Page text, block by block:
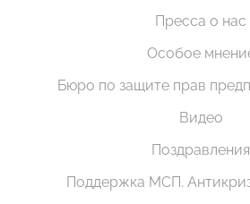
Пресса о нас
Особое
Бюро по защите прав
Видео
Поздравления
Поддержка МСП.